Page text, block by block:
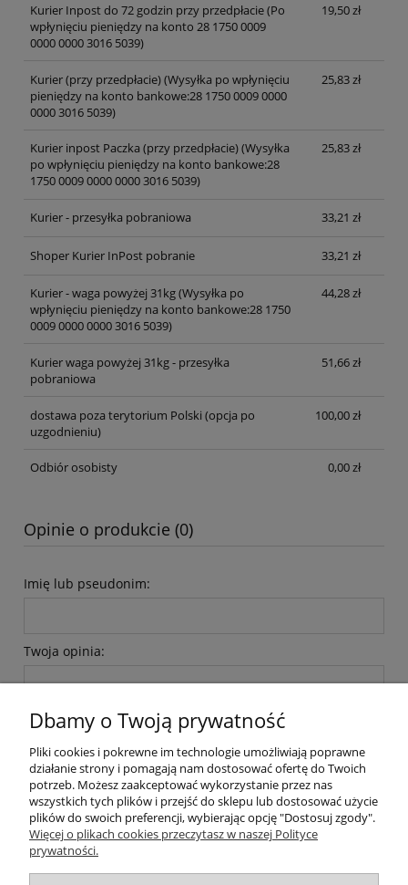
Kurier Inpost do 72 godzin przy przedpłacie(Po
wpłynięciu pieniędzy na konto 28 1750 0009
0000 0000 3016 5039)
19,50 zł
Kurier (przy przedpłacie)(Wysyłka po wpłynięciu
pieniędzy na konto bankowe:28 1750 0009 0000
0000 3016 5039)
25,83 zł
Kurier inpost Paczka (przy przedpłacie)(Wysyłka
po wpłynięciu pieniędzy na konto bankowe:28
1750 0009 0000 0000 3016 5039)
25,83 zł
Kurier - przesyłka pobraniowa 33,21 zł
Shoper Kurier InPost pobranie 33,21 zł
Kurier - waga powyżej 31kg(Wysyłka po
wpłynięciu pieniędzy na konto bankowe:28 1750
0009 0000 0000 3016 5039)
44,28 zł
Kurier waga powyżej 31kg - przesyłka
pobraniowa
51,66 zł
dostawa poza terytorium Polski (opcja po
uzgodnieniu)
100,00 zł
Odbiór osobisty 0,00 zł
Opinie o produkcie (0)
Imię lub pseudonim:
Twoja opinia:
Dbamy o Twoją prywatność
Pliki cookies i pokrewne im technologie umożliwiają poprawne
działanie strony i pomagają nam dostosować ofertę do Twoich
potrzeb. Możesz zaakceptować wykorzystanie przez nas
wszystkich tych plików i przejść do sklepu lub dostosować użycie
plików do swoich preferencji, wybierając opcję "Dostosuj zgody".
Więcej o plikach cookies przeczytasz w naszej Polityce
prywatności.